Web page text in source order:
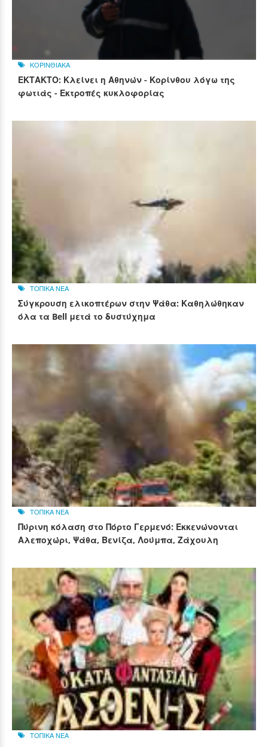
ΚΟΡΙΝΘΙΑΚΑ
ΕΚΤΑΚΤΟ: Κλείνει η Αθηνών - Κορίνθου λόγω της
φωτιάς - Εκτροπές κυκλοφορίας
ΤΟΠΙΚΑ ΝΕΑ
Σύγκρουση ελικοπτέρων στην Ψάθα: Καθηλώθηκαν
όλα τα Bell μετά το δυστύχημα
ΤΟΠΙΚΑ ΝΕΑ
Πύρινη κόλαση στο Πόρτο Γερμενό: Εκκενώνονται
Αλεποχώρι, Ψάθα, Βενίζα, Λούμπα, Ζάχουλη
ΤΟΠΙΚΑ ΝΕΑ